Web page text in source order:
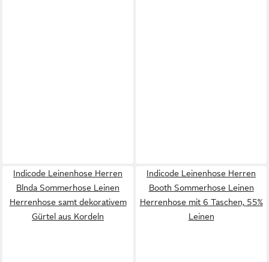
Indicode Leinenhose Herren
Blnda Sommerhose Leinen
Herrenhose samt dekorativem
Gürtel aus Kordeln
Indicode Leinenhose Herren
Booth Sommerhose Leinen
Herrenhose mit 6 Taschen, 55%
Leinen